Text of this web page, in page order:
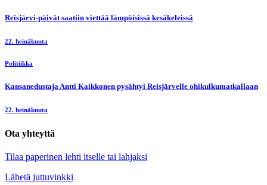
Reisjärvi-päivät saatiin viettää lämpöisissä kesäkeleissä
22. heinäkuuta
Politiikka
Kansanedustaja Antti Kaikkonen pysähtyi Reisjärvelle ohikulkumatkallaan
22. heinäkuuta
Ota yhteyttä
Tilaa paperinen lehti itselle tai lahjaksi
Lähetä juttuvinkki